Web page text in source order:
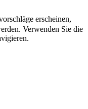
erscheinen,
Verwenden Sie die